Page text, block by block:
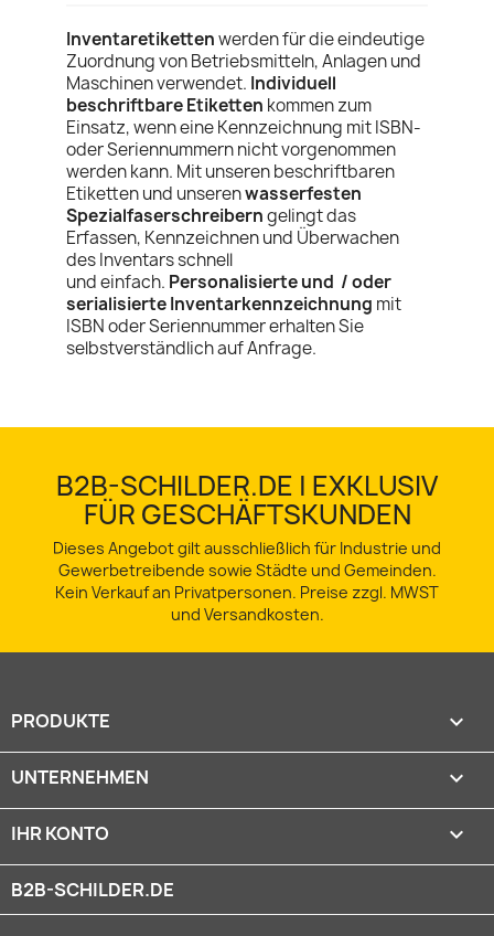
Inventaretikettenwerden für die eindeutige
Zuordnung von Betriebsmitteln, Anlagen und
Maschinen verwendet. Individuell
beschriftbare Etiketten kommen zum
Einsatz, wenn eine Kennzeichnung mit ISBN-
oder Seriennummern nicht vorgenommen
werden kann. Mit unseren beschriftbaren
Etiketten und unserenwasserfesten
Spezialfaserschreiberngelingt das
Erfassen, Kennzeichnen und Überwachen
des Inventars schnell
und einfach. Personalisierte und / oder
serialisierte Inventarkennzeichnung mit
ISBN oder Seriennummer erhalten Sie
selbstverständlich auf Anfrage.
B2B-SCHILDER.DE | EXKLUSIV
FÜR GESCHÄFTSKUNDEN
Dieses Angebot gilt ausschließlich für Industrie und
Gewerbetreibende sowie Städte und Gemeinden.
Kein Verkauf an Privatpersonen. Preise zzgl. MWST
und Versandkosten.
PRODUKTE 
UNTERNEHMEN 
IHR KONTO 
B2B-SCHILDER.DE